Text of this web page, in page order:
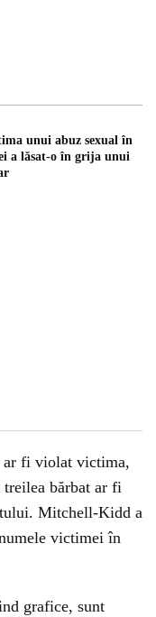
unui abuz sexual în
a lăsat-o în grija unui
ar fi violat victima,
bărbat ar fi
Mitchell-Kidd a
victimei în
grafice, sunt